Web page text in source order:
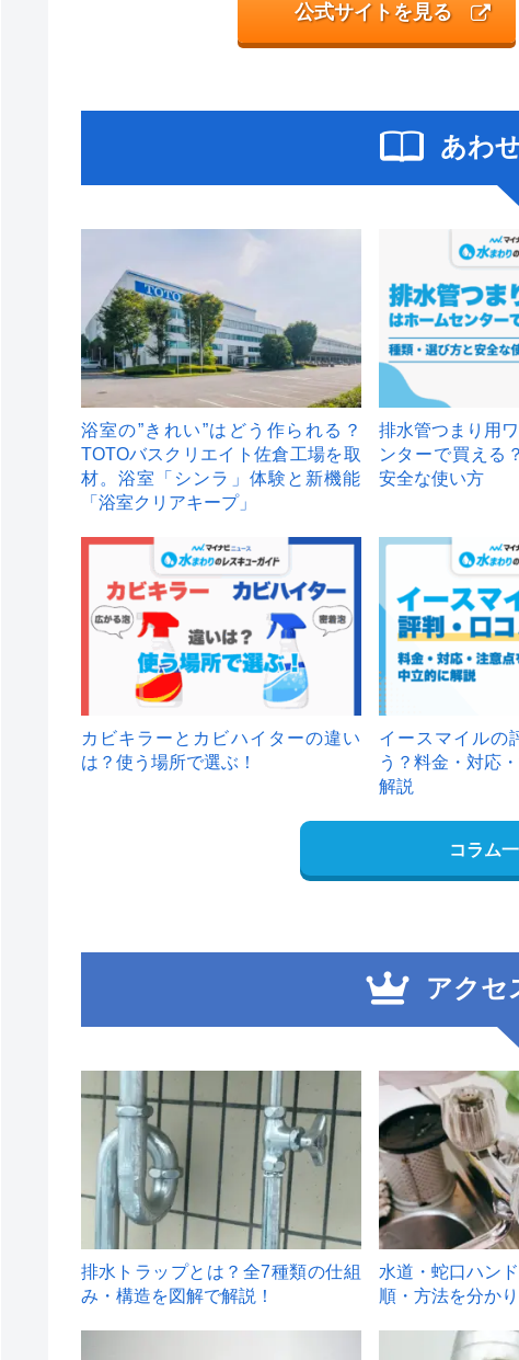
公式サイトを見る
あわ
浴室の”きれい”はどう作られる？
TOTOバスクリエイト佐倉工場を取
材。浴室「シンラ」体験と新機能
「浴室クリアキープ」
排水管つまり用
ンターで買える
安全な使い方
カビキラーとカビハイターの違い
は？使う場所で選ぶ！
イースマイルの
う？料金・対応
解説
コラム
アクセ
1
排水トラップとは？全7種類の仕組
み・構造を図解で解説！
2
水道・蛇口ハン
順・方法を分か